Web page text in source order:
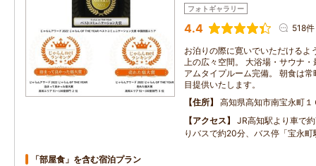
フォトギャラリー
4.4 518件
お泊りの際に寛いでいただけるよ
上の広々空間。 大浴場・サウナ
アムタイプルーム完備。 朝食は
目提供いたします。
住所
高知県高知市南宝永町１
アクセス
JR高知駅より車で
りバスで約20分、バス停「宝永
「部屋食」を含む宿泊プラン